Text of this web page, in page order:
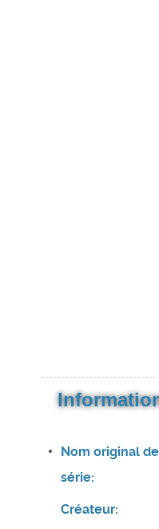
Nom original
série:
Créateur: